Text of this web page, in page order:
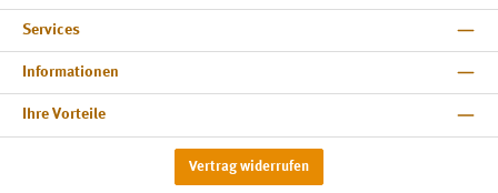
Services
Informationen
Ihre Vorteile
Vertrag widerrufen